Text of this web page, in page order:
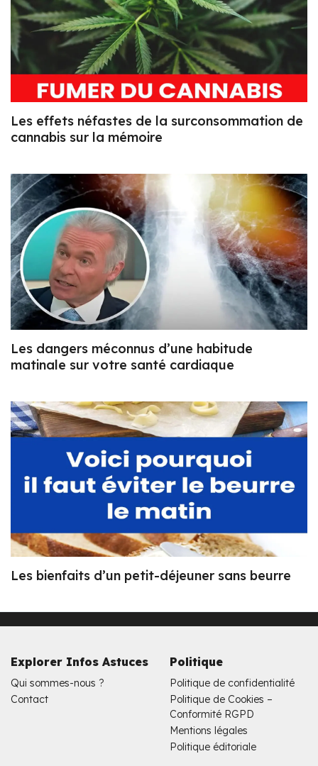
Les effets néfastes de la surconsommation de
cannabis sur la mémoire
Les dangers méconnus d’une habitude
matinale sur votre santé cardiaque
Les bienfaits d’un petit-déjeuner sans beurre
Explorer Infos Astuces
Qui sommes-nous ?
Contact
Politique
Politique de confidentialité
Politique de Cookies –
Conformité RGPD
Mentions légales
Politique éditoriale